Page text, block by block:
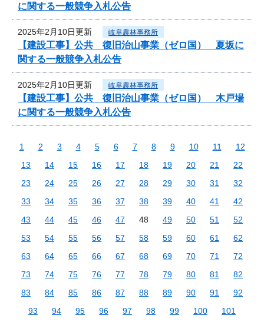
に関する一般競争入札公告
2025年2月10日更新 岐阜農林事務所
【建設工事】公共 復旧治山事業（ゼロ国） 夏坂に
関する一般競争入札公告
2025年2月10日更新 岐阜農林事務所
【建設工事】公共 復旧治山事業（ゼロ国） 木戸場
に関する一般競争入札公告
1 2 3 4 5 6 7 8 9 10 11
12
13
14 15 16 17 18 19 20 21
22
23
24 25 26 27 28 29 30 31
32
33
34 35 36 37 38 39 40 41
42
43
44 45 46 47 48 49 50 51
52
53
54 55 56 57 58 59 60 61
62
63
64 65 66 67 68 69 70 71
72
73
74 75 76 77 78 79 80 81
82
83
84 85 86 87 88 89 90 91
92
93
94 95 96 97 98 99 100
101